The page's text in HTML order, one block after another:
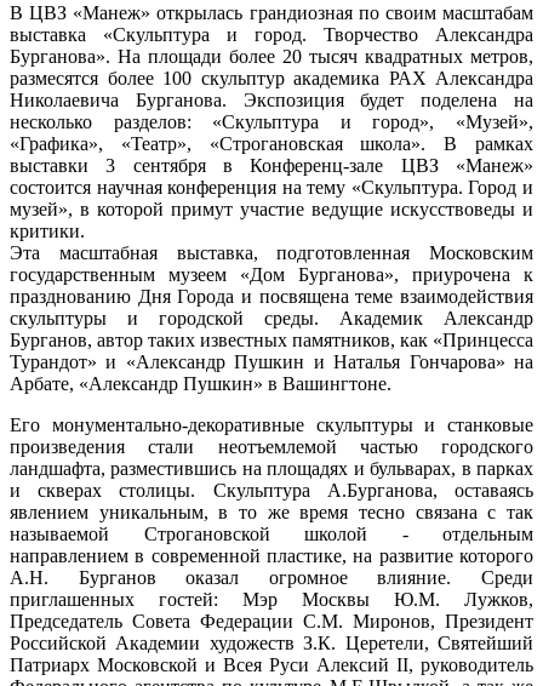
В ЦВЗ «Манеж» открылась грандиозная по своим масштабам
выставка «Скульптура и город. Творчество Александра
Бурганова». На площади более 20 тысяч квадратных метров,
размесятся более 100 скульптур академика РАХ Александра
Николаевича Бурганова. Экспозиция будет поделена на
несколько разделов: «Скульптура и город», «Музей»,
«Графика», «Театр», «Строгановская школа». В рамках
выставки 3 сентября в Конференц-зале ЦВЗ «Манеж»
состоится научная конференция на тему «Скульптура. Город и
музей», в которой примут участие ведущие искусствоведы и
критики.
Эта масштабная выставка, подготовленная Московским
государственным музеем «Дом Бурганова», приурочена к
празднованию Дня Города и посвящена теме взаимодействия
скульптуры и городской среды. Академик Александр
Бурганов, автор таких известных памятников, как «Принцесса
Турандот» и «Александр Пушкин и Наталья Гончарова» на
Арбате, «Александр Пушкин» в Вашингтоне.
Его монументально-декоративные скульптуры и станковые
произведения стали неотъемлемой частью городского
ландшафта, разместившись на площадях и бульварах, в парках
и скверах столицы. Скульптура А.Бурганова, оставаясь
явлением уникальным, в то же время тесно связана с так
называемой Строгановской школой - отдельным
направлением в современной пластике, на развитие которого
А.Н. Бурганов оказал огромное влияние. Среди
приглашенных гостей: Мэр Москвы Ю.М. Лужков,
Председатель Совета Федерации С.М. Миронов, Президент
Российской Академии художеств З.К. Церетели, Святейший
Патриарх Московской и Всея Руси Алексий II, руководитель